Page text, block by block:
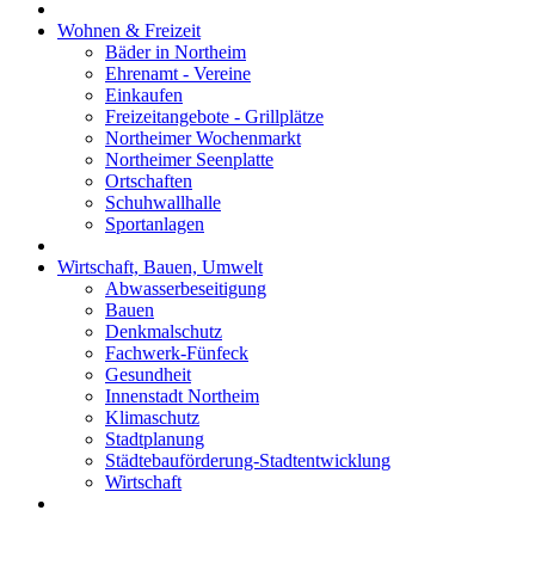
Wohnen & Freizeit
Bäder in Northeim
Ehrenamt - Vereine
Einkaufen
Freizeitangebote - Grillplätze
Northeimer Wochenmarkt
Northeimer Seenplatte
Ortschaften
Schuhwallhalle
Sportanlagen
Wirtschaft, Bauen, Umwelt
Abwasserbeseitigung
Bauen
Denkmalschutz
Fachwerk-Fünfeck
Gesundheit
Innenstadt Northeim
Klimaschutz
Stadtplanung
Städtebauförderung-Stadtentwicklung
Wirtschaft